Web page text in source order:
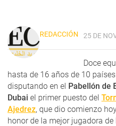
REDACCIÓN 25 DE
Doce
hasta de 16 años de 10
disputando en el Pabellón de
Dubai el primer puesto del
Ajedrez, que dio comienzo
honor de la mejor jugadora